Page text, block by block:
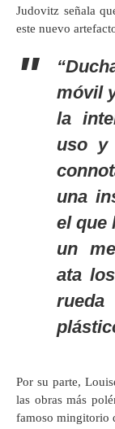
Judovitz señala
este nuevo
móvil
la
uso y
una
el que
un
ata
Por su parte,
las obras más
famoso mingitorio